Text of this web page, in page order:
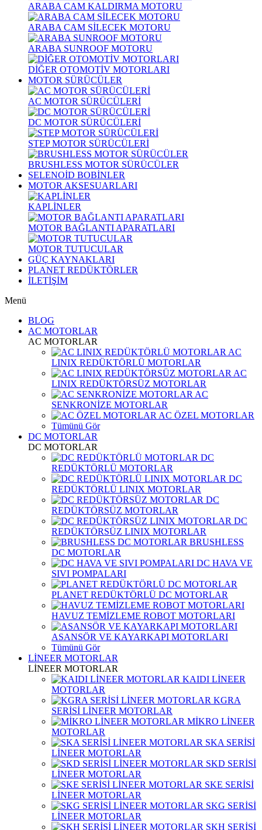
ARABA CAM KALDIRMA MOTORU
ARABA CAM SİLECEK MOTORU
ARABA SUNROOF MOTORU
DİĞER OTOMOTİV MOTORLARI
MOTOR SÜRÜCÜLER
AC MOTOR SÜRÜCÜLERİ
DC MOTOR SÜRÜCÜLERİ
STEP MOTOR SÜRÜCÜLERİ
BRUSHLESS MOTOR SÜRÜCÜLER
SELENOİD BOBİNLER
MOTOR AKSESUARLARI
KAPLİNLER
MOTOR BAĞLANTI APARATLARI
MOTOR TUTUCULAR
GÜÇ KAYNAKLARI
PLANET REDÜKTÖRLER
İLETİŞİM
Menü
BLOG
AC MOTORLAR
AC MOTORLAR
AC
LINIX REDÜKTÖRLÜ MOTORLAR
AC
LINIX REDÜKTÖRSÜZ MOTORLAR
AC
SENKRONİZE MOTORLAR
AC ÖZEL MOTORLAR
Tümünü Gör
DC MOTORLAR
DC MOTORLAR
DC
REDÜKTÖRLÜ MOTORLAR
DC
REDÜKTÖRLÜ LINIX MOTORLAR
DC
REDÜKTÖRSÜZ MOTORLAR
DC
REDÜKTÖRSÜZ LINIX MOTORLAR
BRUSHLESS
DC MOTORLAR
DC HAVA VE
SIVI POMPALARI
PLANET REDÜKTÖRLÜ DC MOTORLAR
HAVUZ TEMİZLEME ROBOT MOTORLARI
ASANSÖR VE KAYARKAPI MOTORLARI
Tümünü Gör
LİNEER MOTORLAR
LİNEER MOTORLAR
KAIDI LİNEER
MOTORLAR
KGRA
SERİSİ LİNEER MOTORLAR
MİKRO LİNEER
MOTORLAR
SKA SERİSİ
LİNEER MOTORLAR
SKD SERİSİ
LİNEER MOTORLAR
SKE SERİSİ
LİNEER MOTORLAR
SKG SERİSİ
LİNEER MOTORLAR
SKH SERİSİ